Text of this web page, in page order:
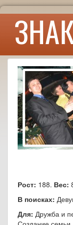
Рост: 188. Вес:
В поисках:
Для: Дружба и